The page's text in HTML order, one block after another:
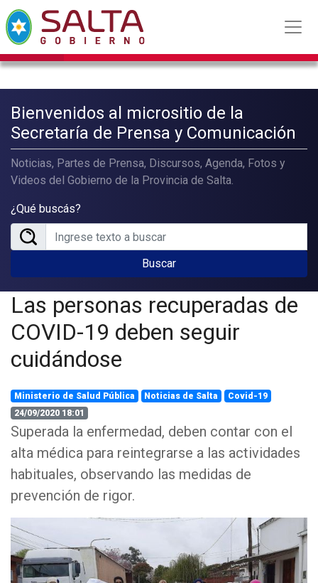
Bienvenidos al micrositio de la
Secretaría de Prensa y Comunicación
Noticias, Partes de Prensa, Discursos, Agenda, Fotos y
Videos del Gobierno de la Provincia de Salta.
¿Qué buscás?
Buscar
Las personas recuperadas de
COVID-19 deben seguir
cuidándose
Ministerio de Salud Pública Noticias de Salta
Covid-19
24/09/2020 18:01
Superada la enfermedad, deben contar con el
alta médica para reintegrarse a las actividades
habituales, observando las medidas de
prevención de rigor.